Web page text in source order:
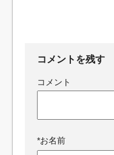
コメントを残す
コメント
*お名前